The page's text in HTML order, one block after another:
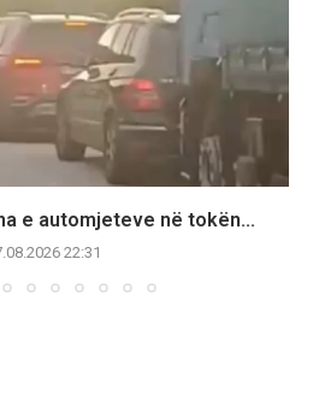
e automjeteve në tokën...
22:31